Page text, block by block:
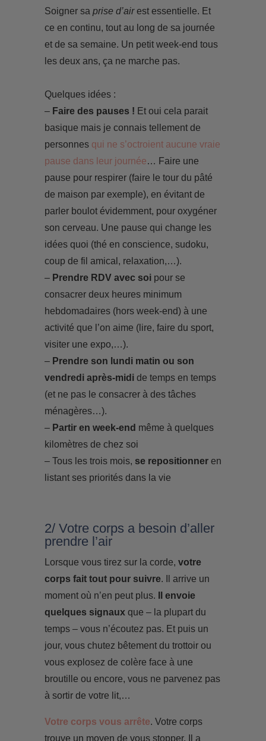
Soigner sa prise d’airest essentielle. Et
ce en continu, tout au long de sa journée
et de sa semaine. Un petit week-end tous
les deux ans, ça ne marche pas.
Quelques idées :
– Faire des pauses ! Et oui cela parait
basique mais je connais tellement de
personnes qui ne s’octroient aucune vraie
pause dans leur journée… Faire une
pause pour respirer (faire le tour du pâté
de maison par exemple), en évitant de
parler boulot évidemment, pour oxygéner
son cerveau. Une pause qui change les
idées quoi (thé en conscience, sudoku,
coup de fil amical, relaxation,…).
– Prendre RDV avec soi pour se
consacrer deux heures minimum
hebdomadaires (hors week-end) à une
activité que l’on aime (lire, faire du sport,
visiter une expo,…).
– Prendre son lundi matin ou son
vendredi après-midi de temps en temps
(et ne pas le consacrer à des tâches
ménagères…).
– Partir en week-end même à quelques
kilomètres de chez soi
– Tous les trois mois, se repositionneren
listant ses priorités dans la vie
2/ Votre corps a besoin d’aller
prendre l’air
Lorsque vous tirez sur la corde, votre
corps fait tout pour suivre. Il arrive un
moment où n’en peut plus.
Il envoie
quelques signauxque – la plupart du
temps – vous n’écoutez pas. Et puis un
jour, vous chutez bêtement du trottoir ou
vous explosez de colère face à une
broutille ou encore, vous ne parvenez pas
à sortir de votre lit,…
Votre corps vous arrête. Votre corps
trouve un moyen de vous stopper. Il a